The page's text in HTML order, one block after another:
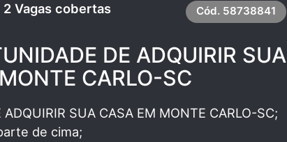
2 Vagas cobertas Cód. 58738841
DE ADQUIRIR SUA
CARLO-SC
SUA CASA EM MONTE CARLO-SC;
de cima;